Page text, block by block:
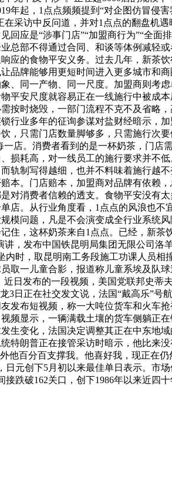
年起，1点点频频提到“对企图仿冒侵
采访中反问道，并对1点点的翻盘机
应是“涉事门店”“加盟商行为”“全面
部不得通过合同、和谈等体例减轻
应的食物平安义务。过去几年，新茶
牌能够用更短时间进入更多城市和
同一产物、同一尺度。加盟商则考
安尺度就容易正在一线施行中被成
按时烧毁，一部门流程不克不及省
行业多年的征询参谋对盐财经暗示，
只需门店数量脚够多，只需施行次
店。消费者看到的是一杯奶茶，门
耗高，对一线员工的施行要求并不
轨制写得越细，也并不料味着施行越
。门店赔本，加盟商对品牌有依赖
对消费者信赖的透支。食物平安没有
店。从行业角度看，1点点的风浪也
模问题，凡是不会演变成全行业系统
住，这杯奶茶来自1点点。已经，新
发布中国铁昆明局集团无限公司洛
时，取昆明南工务段施工功课人员
一儿童合影，报道称儿童系埃及队
日发布的一段视频，美国党联邦史蒂
3日正在社交发文说，法国“戴高乐”
发布短视频，称一大吨位货车和火车
频显示，一辆满载土壤的货车侧躺正
生变化，法国决定调整其正在中东地
特朗普正在接管采访时暗示，他比来
百分百支撑我。他喜好我，现正在
元创下5月初以来最佳单日表示。市
跌破162关口，创下1986年以来近四十